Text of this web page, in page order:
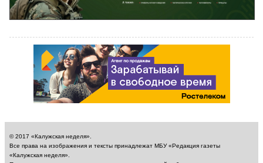
© 2017 «Калужская неделя».
Все права на изображения и тексты принадлежат МБУ «Редакция газеты
«Калужская неделя».